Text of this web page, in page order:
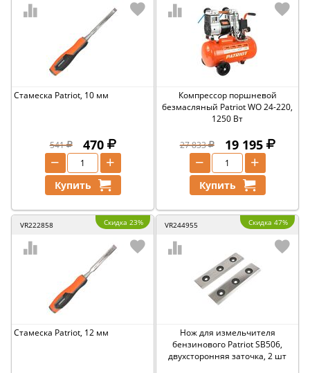
Стамеска Patriot, 10 мм
541 470
+
−
Купить
Компрессор поршневой
безмасляный Patriot WO 24-220,
1250 Вт
27 833 19 195
+
−
Купить
VR222858 Скидка 23%
Стамеска Patriot, 12 мм
VR244955 Скидка 47%
Нож для измельчителя
бензинового Patriot SB506,
двухсторонняя заточка, 2 шт